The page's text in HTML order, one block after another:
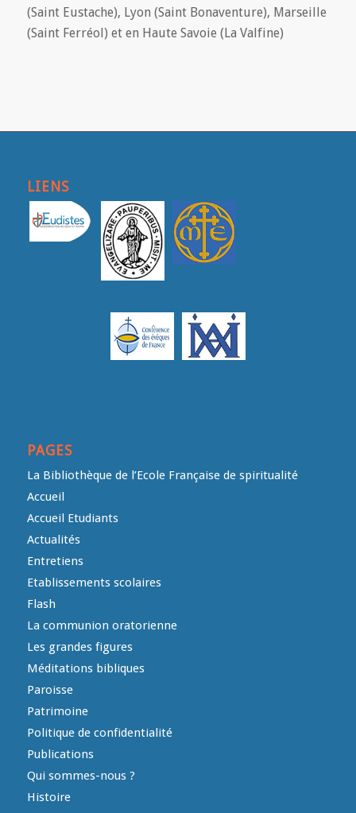
(Saint Eustache), Lyon (Saint Bonaventure), Marseille
(Saint Ferréol) et en Haute Savoie (La Valfine)
LIENS
PAGES
La Bibliothèque de l’Ecole Française de spiritualité
Accueil
Accueil Etudiants
Actualités
Entretiens
Etablissements scolaires
Flash
La communion oratorienne
Les grandes figures
Méditations bibliques
Paroisse
Patrimoine
Politique de confidentialité
Publications
Qui sommes-nous ?
Histoire